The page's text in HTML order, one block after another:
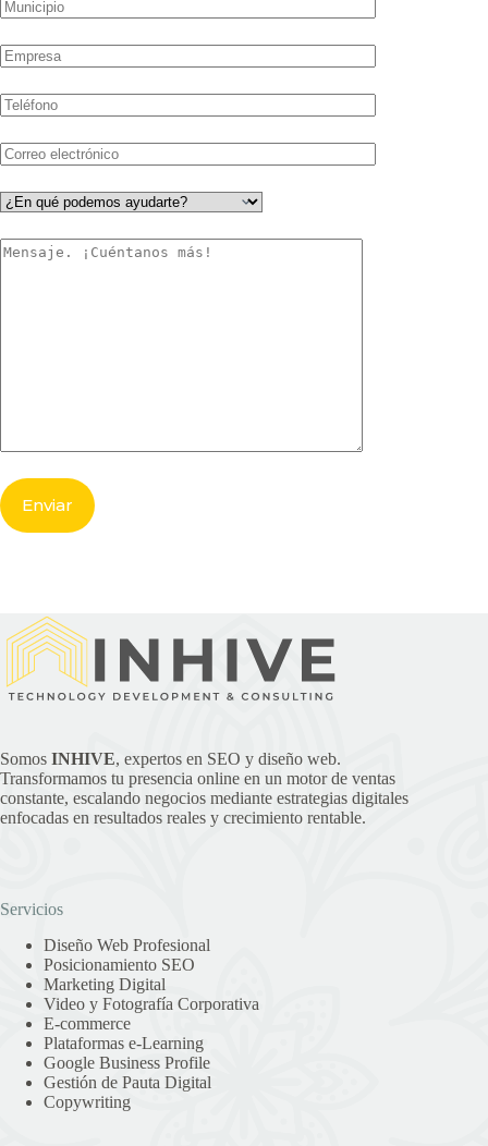
Somos INHIVE, expertos en SEO y diseño web.
Transformamos tu presencia online en un motor de ventas
constante, escalando negocios mediante estrategias digitales
enfocadas en resultados reales y crecimiento rentable.
Servicios
Diseño Web Profesional
Posicionamiento SEO
Marketing Digital
Video y Fotografía Corporativa
E-commerce
Plataformas e-Learning
Google Business Profile
Gestión de Pauta Digital
Copywriting